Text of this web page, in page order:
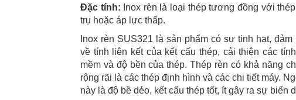
Đặc tính: Inox rèn là loại thép tương đồng với
trụ hoặc áp lực thấp.
Inox rèn SUS321 là sản phẩm có sự tinh hạt,
về tính liên kết của kết cấu thép, cải thiện các
mềm và độ bền của thép. Thép rèn có khả năng
rộng rãi là các thép định hình và các chi tiết máy.
này là độ bề dẻo, kết cấu thép tốt, ít gây ra sự biến